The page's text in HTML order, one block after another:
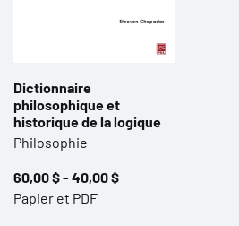
Dictionnaire
philosophique et
historique de la logique
Philosophie
60,00 $ - 40,00 $
Papier et PDF